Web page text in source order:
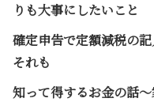
りも大事にしたいこと
確定申告で定額減税の
それも
知って得するお金の話